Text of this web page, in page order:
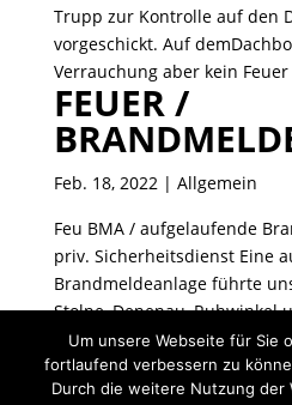
Trupp zur Kontrolle auf den
vorgeschickt. Auf
Verrauchung aber kein
FEUER /
Feb. 18, 2022| Allgemein
Feu BMA / aufgelaufende
priv. Sicherheitsdienst Eine
Brandmeldeanlage führte
Stolpe, Depenau, Ruhwinkel
Firmagelände der Firma
Lageerkundung mit einem
« Ältere Einträge
Um unsere Webseite für Sie
fortlaufend verbessern zu
Durch die weitere Nutzung der